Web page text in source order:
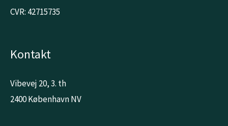
CVR: 42715735
Kontakt
Vibevej 20, 3. th
2400 København NV